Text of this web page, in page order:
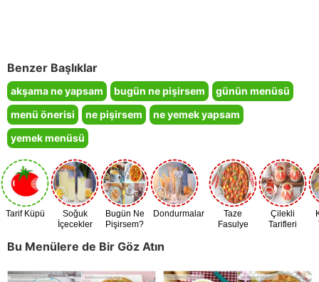
Benzer Başlıklar
akşama ne yapsam bugün ne pişirsem
günün menüsü
menü önerisi
ne pişirsem
ne yemek yapsam
yemek menüsü
Tarif Küpü
Soğuk
İçecekler
Bugün Ne
Pişirsem?
Dondurmalar
Taze
Fasulye
Çilekli
Tarifleri
Bu Menülere de Bir Göz Atın